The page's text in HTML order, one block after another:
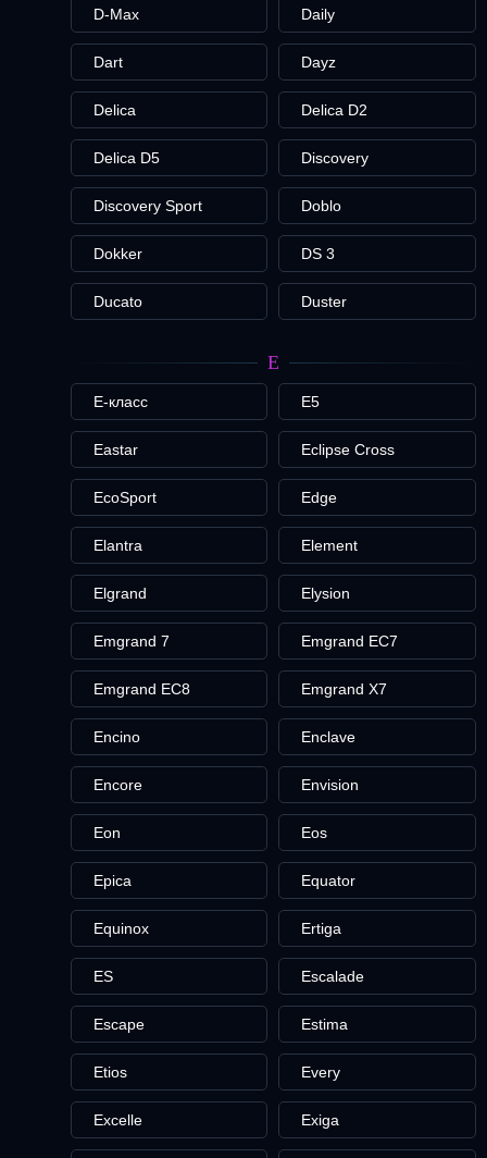
D-Max Daily
Dart Dayz
Delica Delica D2
Delica D5 Discovery
Discovery Sport Doblo
Dokker DS 3
Ducato Duster
E
E-класс E5
Eastar Eclipse Cross
EcoSport Edge
Elantra Element
Elgrand Elysion
Emgrand 7 Emgrand EC7
Emgrand EC8 Emgrand X7
Encino Enclave
Encore Envision
Eon Eos
Epica Equator
Equinox Ertiga
ES Escalade
Escape Estima
Etios Every
Excelle Exiga